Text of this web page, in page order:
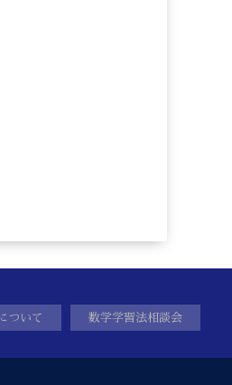
ついて 数学学習法相談会